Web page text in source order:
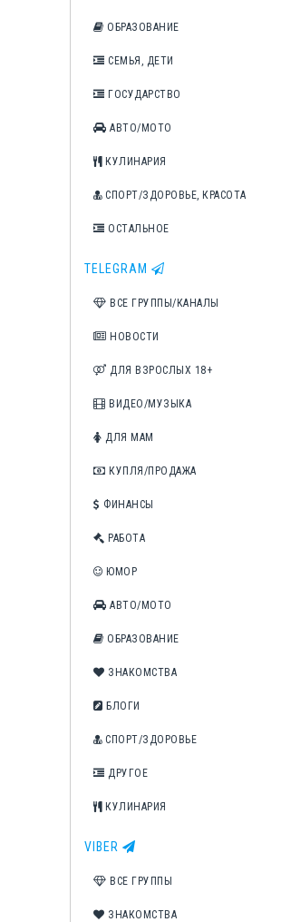
ОБРАЗОВАНИЕ
СЕМЬЯ, ДЕТИ
ГОСУДАРСТВО
АВТО/МОТО
КУЛИНАРИЯ
СПОРТ/ЗДОРОВЬЕ, КРАСОТА
ОСТАЛЬНОЕ
TELEGRAM
ВСЕ ГРУППЫ/КАНАЛЫ
НОВОСТИ
ДЛЯ ВЗРОСЛЫХ 18+
ВИДЕО/МУЗЫКА
ДЛЯ МАМ
КУПЛЯ/ПРОДАЖА
ФИНАНСЫ
РАБОТА
ЮМОР
АВТО/МОТО
ОБРАЗОВАНИЕ
ЗНАКОМСТВА
БЛОГИ
СПОРТ/ЗДОРОВЬЕ
ДРУГОЕ
КУЛИНАРИЯ
VIBER
ВСЕ ГРУППЫ
ЗНАКОМСТВА